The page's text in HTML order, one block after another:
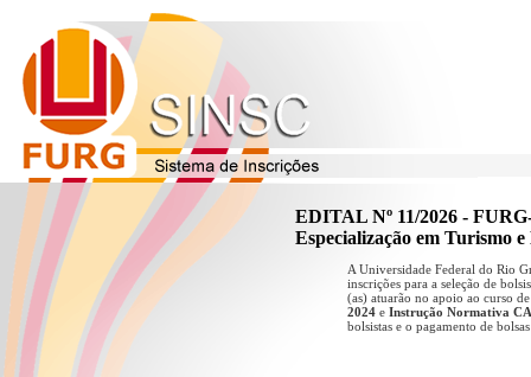
EDITAL Nº 11/2026 -
Especialização em Turismo
A Universidade Federal do Rio
inscrições para a seleção de
(as) atuarão no apoio ao curso
2024 e Instrução Normativa
bolsistas e o pagamento de